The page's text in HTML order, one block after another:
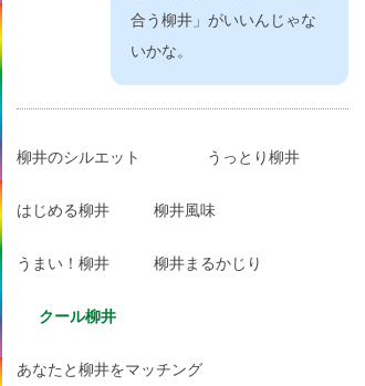
合う柳井」がいいんじゃな
いかな。
柳井のシルエット うっとり柳井
はじめる柳井 柳井風味
うまい！柳井 柳井まるかじり
クール柳井
あなたと柳井をマッチング